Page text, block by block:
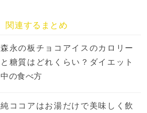
関連するまとめ
森永の板チョコアイスのカロリー
と糖質はどれくらい？ダイエット
中の食べ方
純ココアはお湯だけで美味しく飲